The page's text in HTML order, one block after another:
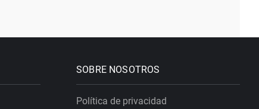
SOBRE NOSOTROS
Política de privacidad